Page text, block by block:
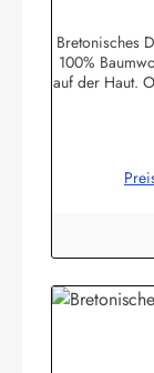
Bretonisches
100%
auf der Haut.